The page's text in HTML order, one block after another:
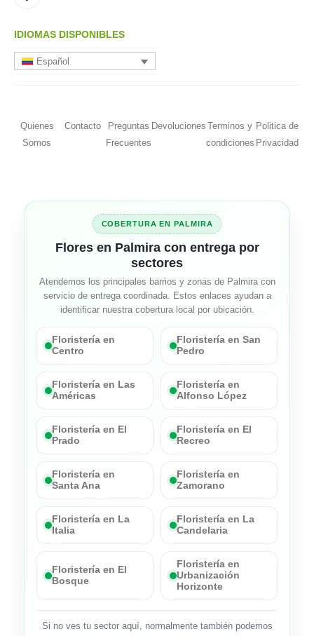
IDIOMAS DISPONIBLES
Español
Quienes
Somos
Contacto
Preguntas
Frecuentes
Devoluciones Terminos y
condiciones
Politica de
Privacidad
COBERTURA EN PALMIRA
Flores en Palmira con entrega por
sectores
Atendemos los principales barrios y zonas de Palmira con
servicio de entrega coordinada. Estos enlaces ayudan a
identificar nuestra cobertura local por ubicación.
Floristería en
Centro
Floristería en San
Pedro
Floristería en Las
Américas
Floristería en
Alfonso López
Floristería en El
Prado
Floristería en El
Recreo
Floristería en
Santa Ana
Floristería en
Zamorano
Floristería en La
Italia
Floristería en La
Candelaria
Floristería en El
Bosque
Floristería en
Urbanización
Horizonte
Si no ves tu sector aquí, normalmente también podemos